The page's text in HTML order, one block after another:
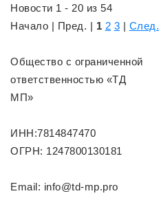
Новости 1 - 20 из 54
Начало | Пред. | 1 2 3 | След.
Общество с ограниченной
ответственностью «ТД
МП»
ИНН:7814847470
ОГРН: 1247800130181
Email: info@td-mp.pro